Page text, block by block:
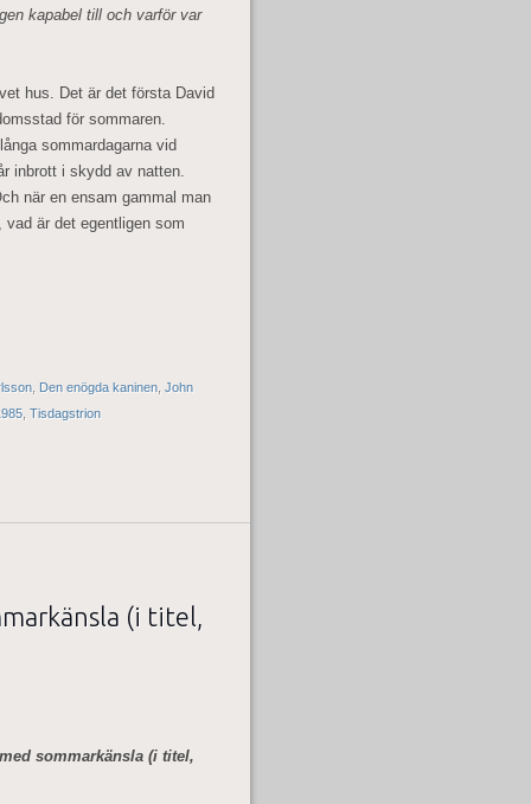
kapabel till och varför var
hus. Det är det första David
för sommaren.
sommardagarna vid
inbrott i skydd av natten.
när en ensam gammal man
är det egentligen som
Den enögda kaninen John
Tisdagstrion
(i titel,
sommarkänsla (i titel,